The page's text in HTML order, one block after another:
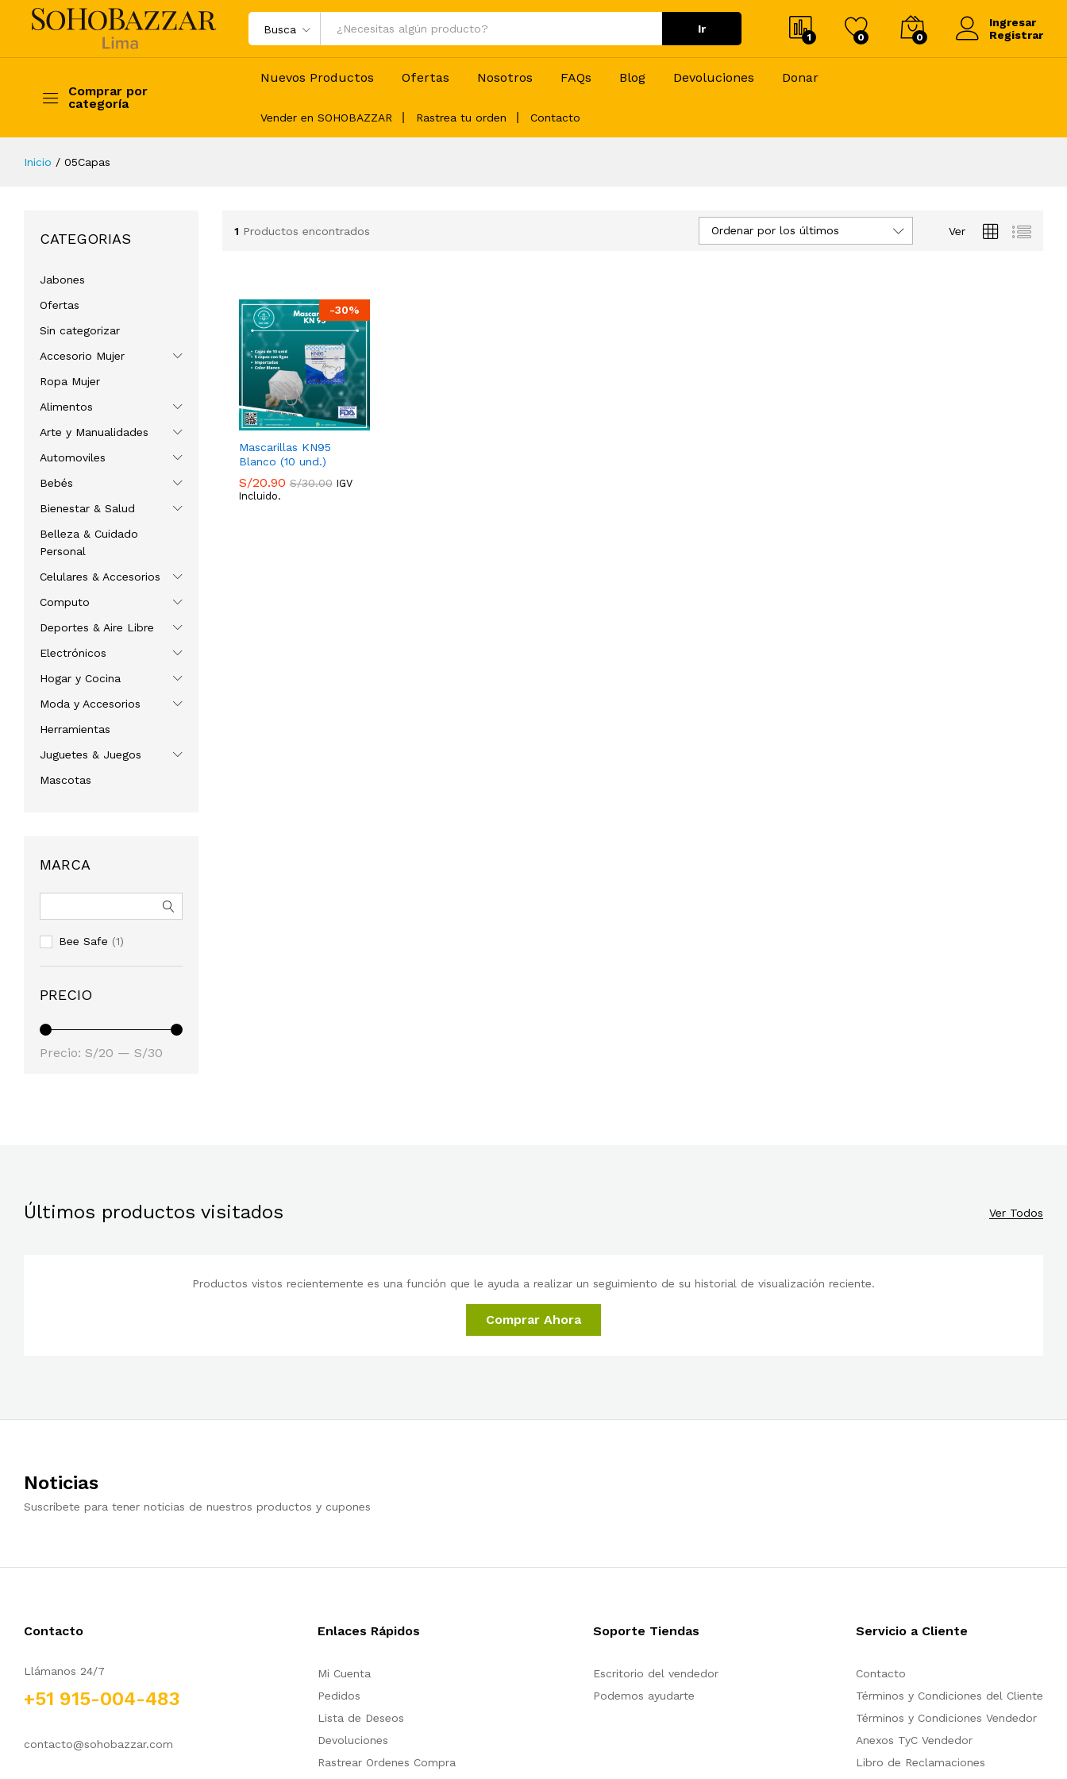
Busca Ir
1 0 0
Ingresar
Registrar
Comprar por
categoría
Nuevos Productos Ofertas Nosotros FAQs Blog Devoluciones Donar
Vender en SOHOBAZZAR Rastrea tu orden Contacto
Inicio / 05Capas
1 Productos encontrados Ver
Ordenar por los últimos
-30%
Mascarillas KN95
Blanco (10 und.)
S/20.90 S/30.00 IGV
Incluido.
CATEGORIAS
Jabones
Ofertas
Sin categorizar
Accesorio Mujer
Ropa Mujer
Alimentos
Arte y Manualidades
Automoviles
Bebés
Bienestar & Salud
Belleza & Cuidado
Personal
Celulares & Accesorios
Computo
Deportes & Aire Libre
Electrónicos
Hogar y Cocina
Moda y Accesorios
Herramientas
Juguetes & Juegos
Mascotas
MARCA
Bee Safe (1)
PRECIO
Precio: S/20 — S/30
Últimos productos visitados Ver Todos
Productos vistos recientemente es una función que le ayuda a realizar un seguimiento de su historial de visualización reciente.
Comprar Ahora
Noticias
Suscríbete para tener noticias de nuestros productos y cupones
Contacto
Llámanos 24/7
+51 915-004-483
contacto@sohobazzar.com
Enlaces Rápidos
Mi Cuenta
Pedidos
Lista de Deseos
Devoluciones
Rastrear Ordenes Compra
Soporte Tiendas
Escritorio del vendedor
Podemos ayudarte
Servicio a Cliente
Contacto
Términos y Condiciones del Cliente
Términos y Condiciones Vendedor
Anexos TyC Vendedor
Libro de Reclamaciones